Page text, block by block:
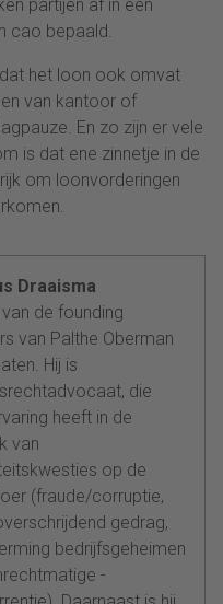
partijen af in een
cao bepaald.
het loon ook omvat
van kantoor of
En zo zijn er vele
is dat ene zinnetje in de
om loonvorderingen
Draaisma
de founding
van Palthe Oberman
Hij is
die
heeft in de
van
op de
(fraude/corruptie,
gedrag,
bedrijfsgeheimen
-